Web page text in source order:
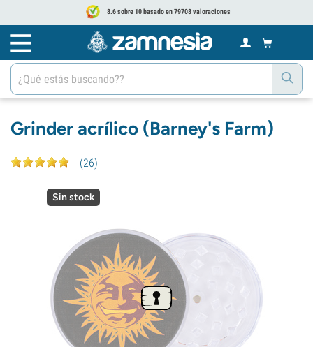
8.6 sobre 10 basado en 79708 valoraciones
Grinder acrílico (Barney's Farm)
(26)
Sin stock